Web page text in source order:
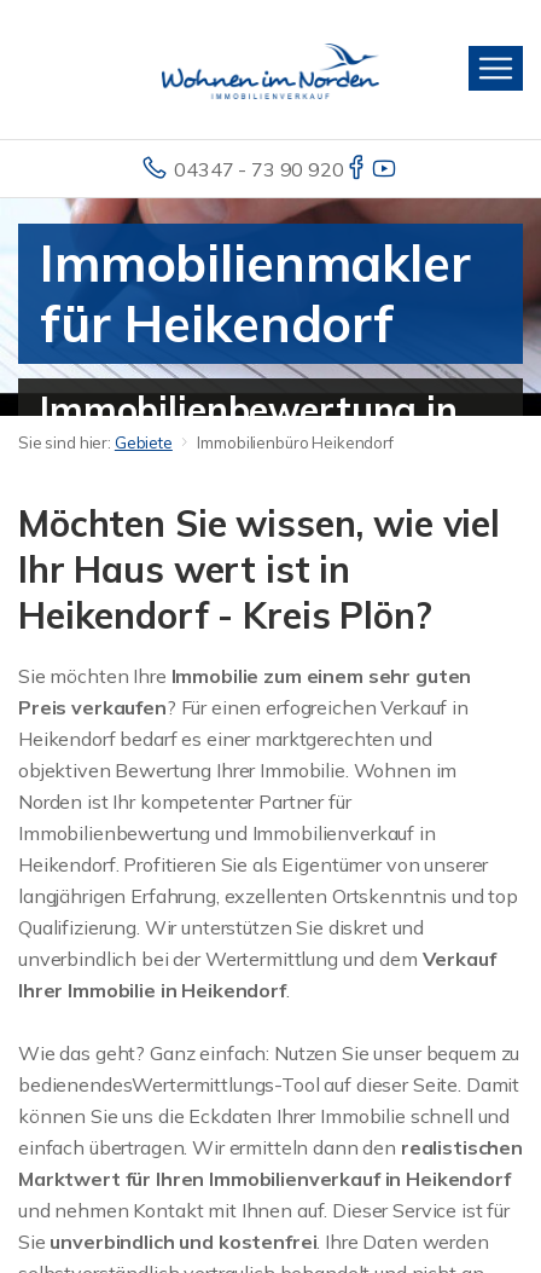
04347 - 73 90 920
Immobilienmakler
für Heikendorf
Immobilienbewertung in
Heikendorf - Haus
verkaufen
Sie sind hier: Gebiete Immobilienbüro Heikendorf
Möchten Sie wissen, wie viel
Ihr Haus wert ist in
Heikendorf - Kreis Plön?
Sie möchten Ihre Immobilie zum einem sehr guten
Preis verkaufen? Für einen erfogreichen Verkauf in
Heikendorf bedarf es einer marktgerechten und
objektiven Bewertung Ihrer Immobilie. Wohnen im
Norden ist Ihr kompetenter Partner für
Immobilienbewertung und Immobilienverkauf in
Heikendorf. Profitieren Sie als Eigentümer von unserer
langjährigen Erfahrung, exzellenten Ortskenntnis und top
Qualifizierung. Wir unterstützen Sie diskret und
unverbindlich bei der Wertermittlung und dem Verkauf
Ihrer Immobilie in Heikendorf.
Wie das geht? Ganz einfach: Nutzen Sie unser bequem zu
bedienendesWertermittlungs-Tool auf dieser Seite. Damit
können Sie uns die Eckdaten Ihrer Immobilie schnell und
einfach übertragen. Wir ermitteln dann den realistischen
Marktwert für Ihren Immobilienverkauf in Heikendorf
und nehmen Kontakt mit Ihnen auf. Dieser Service ist für
Sie unverbindlich und kostenfrei. Ihre Daten werden